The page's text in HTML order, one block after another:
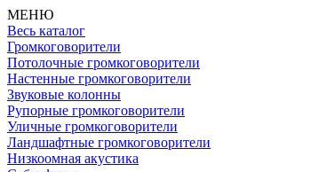
МЕНЮ
Весь каталог
Громкоговорители
Потолочные громкоговорители
Настенные громкоговорители
Звуковые колонны
Рупорные громкоговорители
Уличные громкоговорители
Ландшафтные громкоговорители
Низкоомная акустика